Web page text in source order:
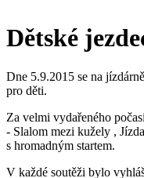
Dětské
Dne 5.9.2015 se na
pro děti.
Za velmi vydařeného
- Slalom mezi kužely ,
s hromadným startem.
V každé soutěži bylo